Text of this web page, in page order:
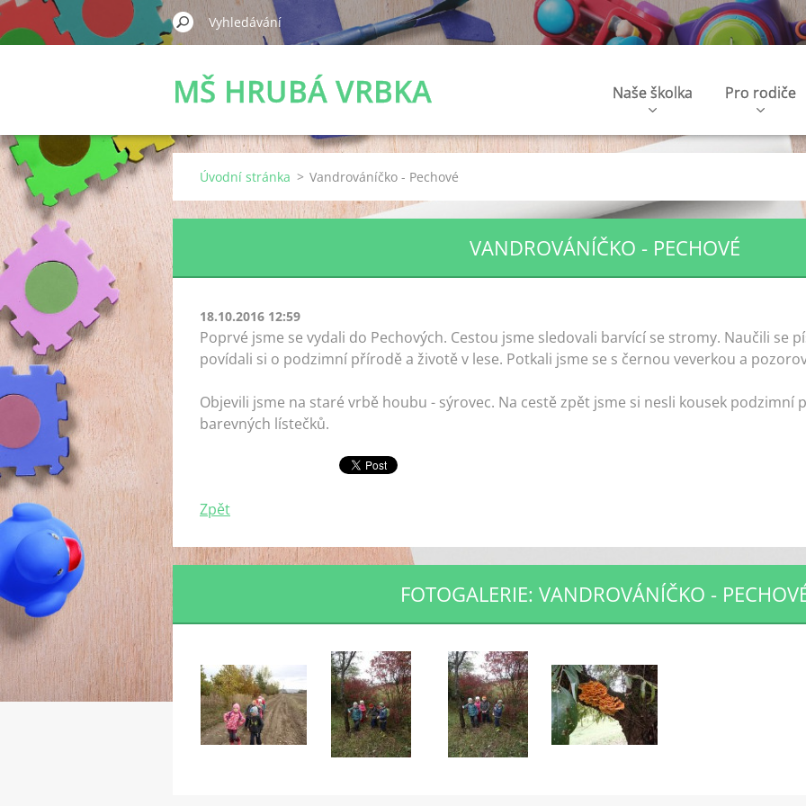
MŠ HRUBÁ VRBKA Naše školka Pro rodiče
Úvodní stránka > Vandrováníčko - Pechové
VANDROVÁNÍČKO - PECHOVÉ
18.10.2016 12:59
Poprvé jsme se vydali do Pechových. Cestou jsme sledovali barvící se stromy. Naučili se
povídali si o podzimní přírodě a životě v lese. Potkali jsme se s černou veverkou a
Objevili jsme na staré vrbě houbu - sýrovec. Na cestě zpět jsme si nesli kousek podzimní
barevných lístečků.
Zpět
FOTOGALERIE: VANDROVÁNÍČKO -